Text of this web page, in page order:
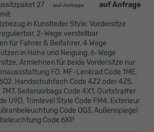
auf Anfrage
auf Anfrage
27
in Kunstleder Style, Vordersitze
2-Wege verstellbar
für Fahrer & Beifahrer, 4 Wege
in Höhe und Neigung, 6-Wege
Armlehnen für beide Vordersitze nur
FD, MF-Lenkrad Code 1ME,
Handschuhfach Code 4Z2 oder 4Z5,
Seitenairbags Code 4X1, Gurtstraffer
U9D, Trimlevel Style Code FM4, Exterieur
Code QQ3, Außenspiegel
Code 6XP